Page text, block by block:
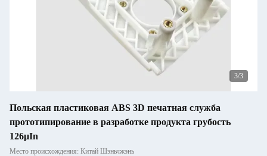
1/3
Польская пластиковая ABS 3D печатная служба
прототипирование в разработке продукта грубость
126μIn
Место происхождения: Китай Шэньчжэнь